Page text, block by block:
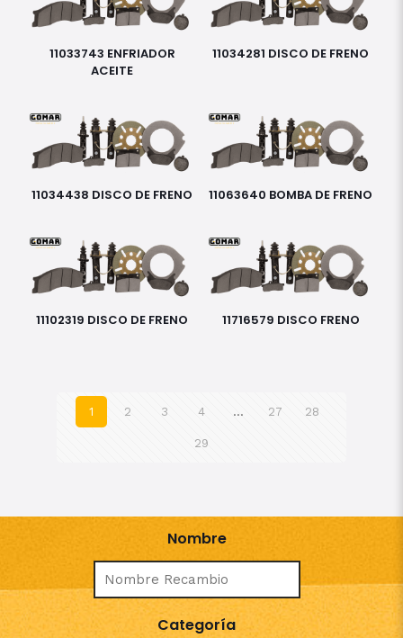
11033743 ENFRIADOR
ACEITE
11034281 DISCO DE FRENO
11034438 DISCO DE FRENO 11063640 BOMBA DE FRENO
11102319 DISCO DE FRENO 11716579 DISCO FRENO
1 2 3 4 … 27 28
29
Nombre
Categoría